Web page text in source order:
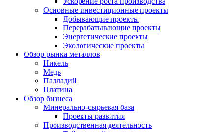
Основные инвестиционные проекты
Добывающие проекты
Перерабатывающие проекты
Энергетические проекты
Экологические проекты
Обзор рынка металлов
Никель
Медь
Палладий
Платина
Обзор бизнеса
Минерально-сырьевая база
Проекты развития
Производственная деятельность